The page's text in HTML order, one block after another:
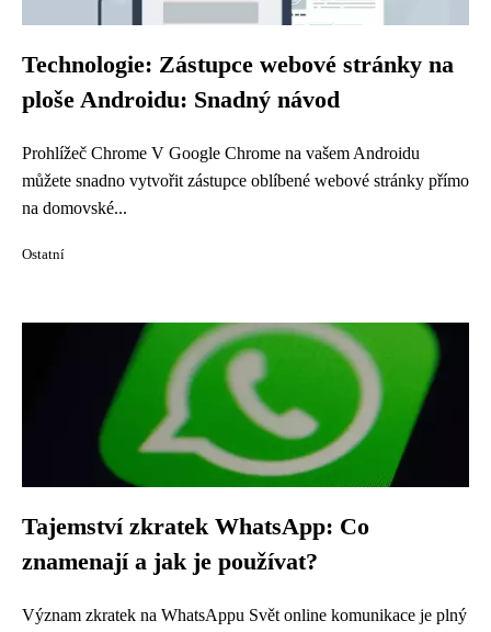
Technologie: Zástupce webové stránky na
ploše Androidu: Snadný návod
Prohlížeč Chrome V Google Chrome na vašem Androidu
můžete snadno vytvořit zástupce oblíbené webové stránky přímo
na domovské...
Ostatní
Tajemství zkratek WhatsApp: Co
znamenají a jak je používat?
Význam zkratek na WhatsAppu Svět online komunikace je plný